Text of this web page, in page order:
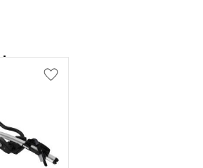
reling.
Lägg till i favoriter